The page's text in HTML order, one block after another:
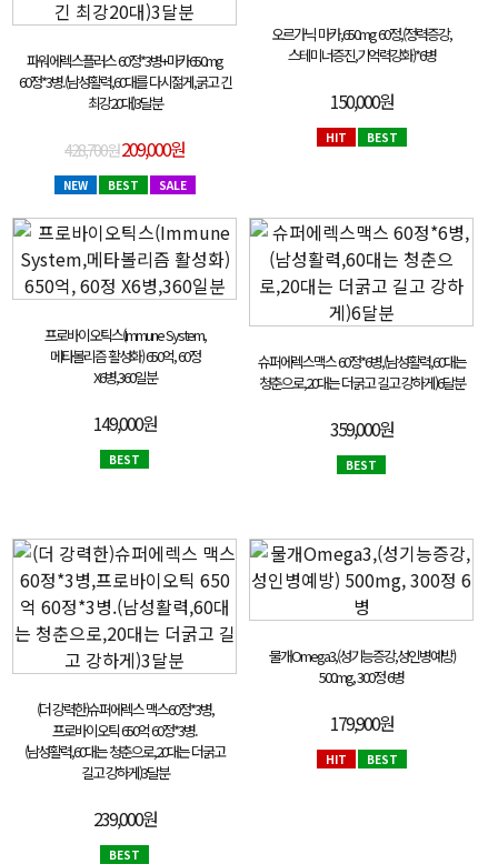
파워에렉스플러스 60정*3병+마카650mg
60정*3병.(남성활력,60대를 다시젊게,굵고 긴
최강20대)3달분
428,700원209,000원
NEW BEST SALE
오르가닉 마카,650mg 60정,(정력증강,
스테미너증진,기억력강화)*6병
150,000원
HIT BEST
프로바이오틱스(Immune System,
메타볼리즘 활성화) 650억, 60정
X6병,360일분
149,000원
BEST
슈퍼에렉스맥스 60정*6병,(남성활력,60대는
청춘으로,20대는 더굵고 길고 강하게)6달분
359,000원
BEST
(더 강력한)슈퍼에렉스 맥스60정*3병,
프로바이오틱 650억 60정*3병.
(남성활력,60대는 청춘으로,20대는 더굵고
길고 강하게)3달분
239,000원
BEST
물개Omega3,(성기능증강,성인병예방)
500mg, 300정 6병
179,900원
HIT BEST